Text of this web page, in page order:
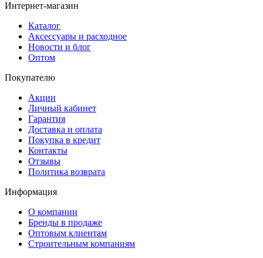
Интернет-магазин
Каталог
Аксессуары и расходное
Новости и блог
Оптом
Покупателю
Акции
Личный кабинет
Гарантия
Доставка и оплата
Покупка в кредит
Контакты
Отзывы
Политика возврата
Информация
О компании
Бренды в продаже
Оптовым клиентам
Строительным компаниям